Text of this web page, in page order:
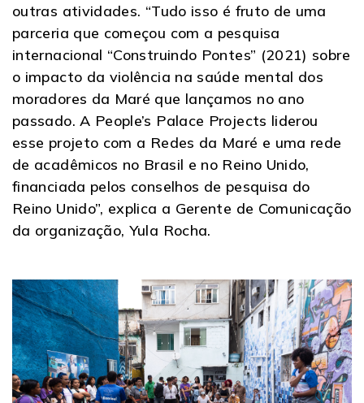
outras atividades. “Tudo isso é fruto de uma
parceria que começou com a pesquisa
internacional “Construindo Pontes” (2021) sobre
o impacto da violência na saúde mental dos
moradores da Maré que lançamos no ano
passado. A People’s Palace Projects liderou
esse projeto com a Redes da Maré e uma rede
de acadêmicos no Brasil e no Reino Unido,
financiada pelos conselhos de pesquisa do
Reino Unido”, explica a Gerente de Comunicação
da organização, Yula Rocha.